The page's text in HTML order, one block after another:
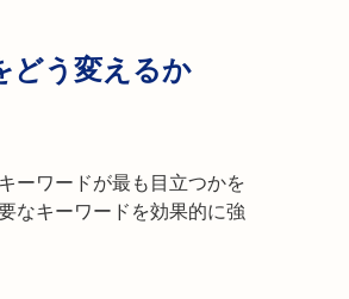
どう変えるか
ーワードが最も目立つかを
なキーワードを効果的に強